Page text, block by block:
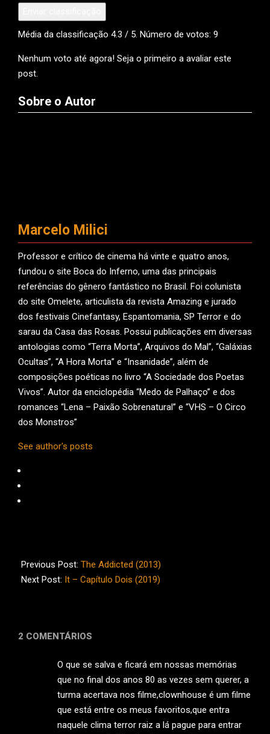
Média da classificação 4.3 / 5. Número de votos: 9
Nenhum voto até agora! Seja o primeiro a avaliar este
post.
Sobre o Autor
Marcelo Milici
Professor e crítico de cinema há vinte e quatro anos,
fundou o site Boca do Inferno, uma das principais
referências do gênero fantástico no Brasil. Foi colunista
do site Omelete, articulista da revista Amazing e jurado
dos festivais Cinefantasy, Espantomania, SP Terror e do
sarau da Casa das Rosas. Possui publicações em diversas
antologias como “Terra Morta”, Arquivos do Mal”, “Galáxias
Ocultas”, “A Hora Morta” e “Insanidade”, além de
composições poéticas no livro “A Sociedade dos Poetas
Vivos”. Autor da enciclopédia “Medo de Palhaço” e dos
romances “Lena – Paixão Sobrenatural” e “VHS – O Circo
dos Monstros”
See author's posts
09-
04
Previous Post: The Addicted (2013)
Next Post: It – Capítulo Dois (2019)
2 COMENTÁRIOS
O que se salva e ficará em nossas memórias
que no final dos anos 80 as vezes sem querer, a
turma acertava nos filme,clownhouse é um filme
que está entre os meus favoritos,que entra
naquele clima terror raiz a lá pague para entrar